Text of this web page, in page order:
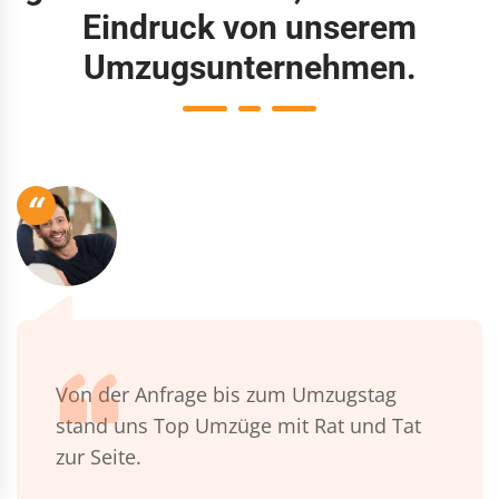
Eindruck von unserem
Umzugsunternehmen.
“
Von der Anfrage bis zum Umzugstag
stand uns Top Umzüge mit Rat und Tat
zur Seite.